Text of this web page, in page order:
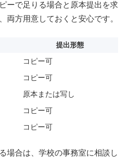
ーで足りる場合と原本提出を求
両方用意しておくと安心です。
提出形態
コピー可
コピー可
原本または写し
コピー可
コピー可
場合は、学校の事務室に相談し